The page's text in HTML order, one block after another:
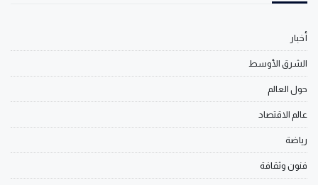
أخبار
الشرق الأوسط
حول العالم
عالم الاقتصاد
رياضة
فنون وثقافة